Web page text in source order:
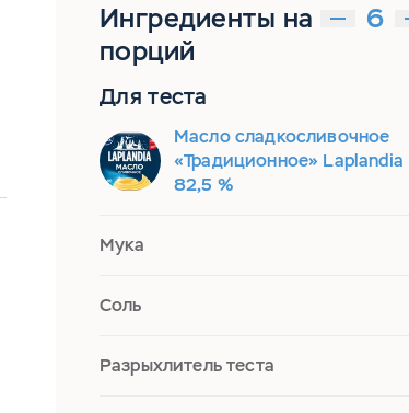
Ингредиенты на
порций
Для теста
Масло сладкосливочное
«Традиционное» Laplandia
82,5 %
Мука
Соль
Разрыхлитель теста